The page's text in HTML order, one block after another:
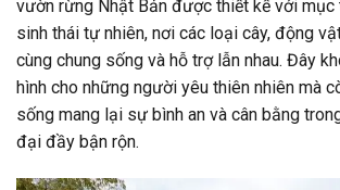
vườn rừng Nhật Bản được thiết kế với mục
sinh thái tự nhiên, nơi các loại cây, động
cùng chung sống và hỗ trợ lẫn nhau. Đây
hình cho những người yêu thiên nhiên mà
sống mang lại sự bình an và cân bằng
đại đầy bận rộn.